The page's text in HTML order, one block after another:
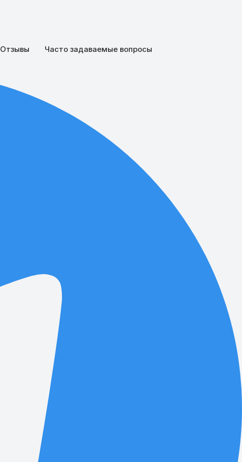
Отзывы Часто задаваемые вопросы